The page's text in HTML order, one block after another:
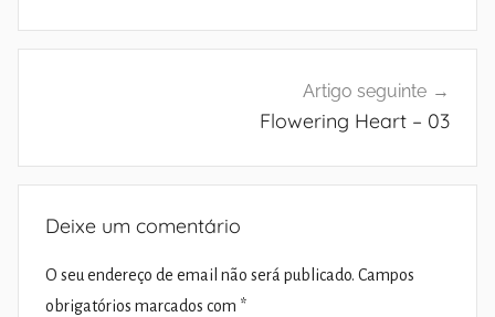
Artigo seguinte
Flowering Heart – 03
Deixe um comentário
O seu endereço de email não será publicado. Campos
obrigatórios marcados com *